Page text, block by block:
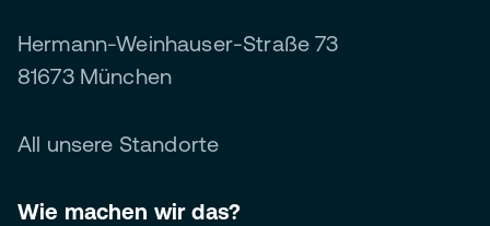
Hermann-Weinhauser-Straße 73
81673 München
All unsere Standorte
Wie machen wir das?